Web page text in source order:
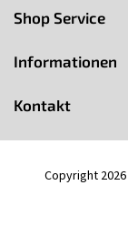
Shop Service
Informationen
Kontakt
Copyright 2026